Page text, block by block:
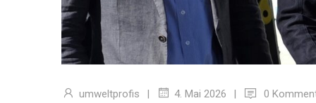
umweltprofis | 4. Mai 2026 | 0